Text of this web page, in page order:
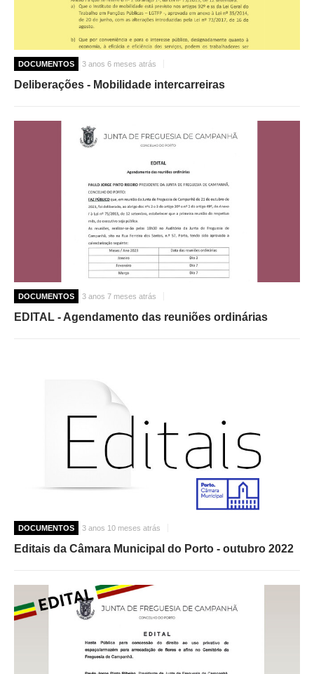
DOCUMENTOS 3 anos 6 meses atrás
Deliberações - Mobilidade intercarreiras
DOCUMENTOS 3 anos 7 meses atrás
EDITAL - Agendamento das reuniões ordinárias
DOCUMENTOS 3 anos 10 meses atrás
Editais da Câmara Municipal do Porto - outubro 2022